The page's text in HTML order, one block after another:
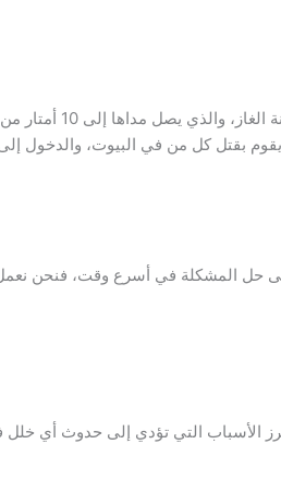
فيمكن نتيجة حدوث أي نوع من الإهمال أن يؤدي
بقتل كل من في البيوت، والدخول إلى
حل المشكلة في أسرع وقت، فنحن نعمل
الأسباب التي تؤدي إلى حدوث أي خلل